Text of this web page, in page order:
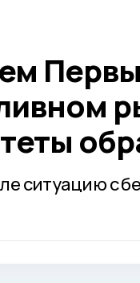
ситуацию с